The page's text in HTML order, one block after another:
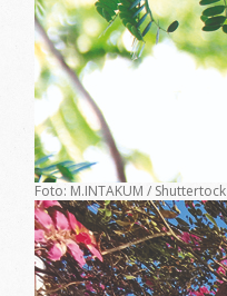
Foto: M.INTAKUM / Shuttertock